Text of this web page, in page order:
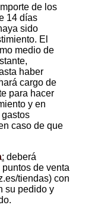
de los
14 días
sido
El
medio de
haber
cargo de
para hacer
y en
caso de que
: deberá
de venta
tiendas) con
su pedido y